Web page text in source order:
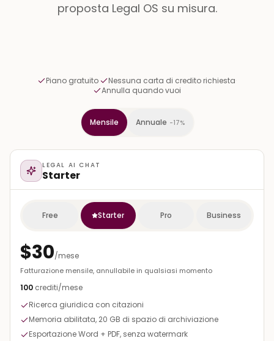
proposta Legal OS su misura.
Piano gratuito Nessuna carta di credito richiesta
Annulla quando vuoi
Mensile Annuale -17%
LEGAL AI CHAT
Starter
Free Starter
—Più PopolarePro Business
$30/mese
Fatturazione mensile, annullabile in qualsiasi momento
100 crediti/mese
Ricerca giuridica con citazioni
Memoria abilitata, 20 GB di spazio di archiviazione
Esportazione Word + PDF, senza watermark